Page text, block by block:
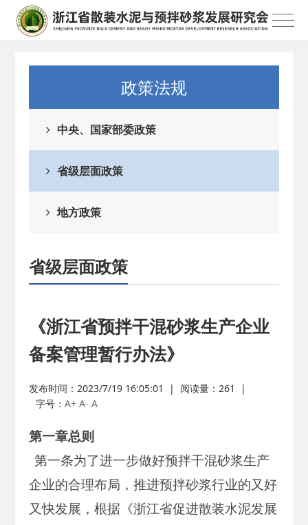
政策法规
中央、国家部委政策
省级层面政策
地方政策
省级层面政策
《浙江省预拌干混砂浆生产企业
备案管理暂行办法》
发布时间：2023/7/19 16:05:01 | 阅读量：261
|
字号：A+ A- A
第一章总则
第一条为了进一步做好预拌干混砂浆生产
企业的合理布局，推进预拌砂浆行业的又好
又快发展，根据《浙江省促进散装水泥发展